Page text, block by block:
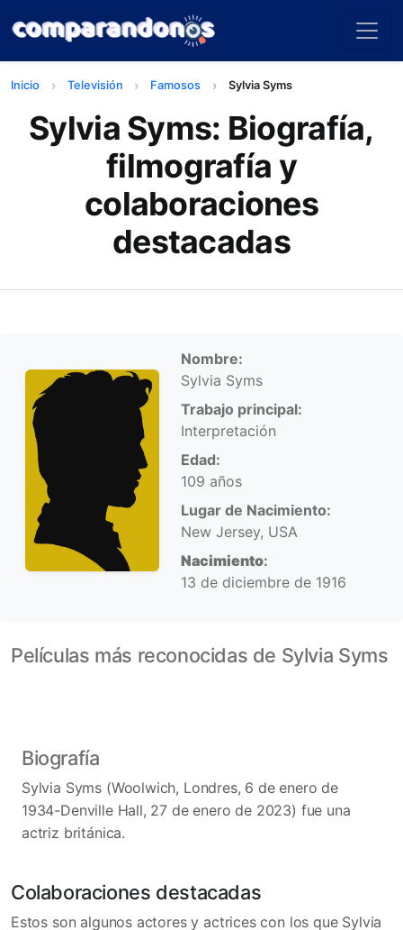
Inicio Televisión Famosos Sylvia Syms
Sylvia Syms: Biografía,
filmografía y
colaboraciones
destacadas
Información personal
Nombre:
Sylvia Syms
Trabajo principal:
Interpretación
Edad:
109 años
Lugar de Nacimiento:
New Jersey, USA
Nacimiento:
13 de diciembre de 1916
Películas más reconocidas de Sylvia Syms
Biografía
Sylvia Syms (Woolwich, Londres, 6 de enero de
1934-Denville Hall, 27 de enero de 2023)​ fue una
actriz británica.
Colaboraciones destacadas
Estos son algunos actores y actrices con los que Sylvia